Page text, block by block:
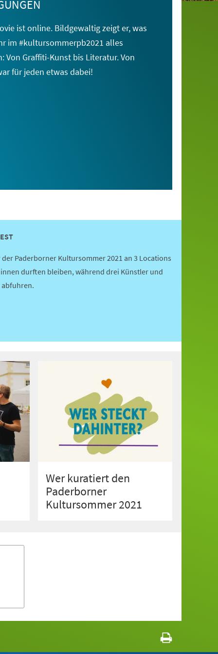
ist online.Bildgewaltig zeigt er, was
im #kultursommerpb2021 alles
Von Graffiti-Kunst bis Literatur. Von
fürjeden etwas dabei!
der Paderborner Kultursommer 2021 an 3 Locations
durften bleiben, während drei Künstler und
Wer kuratiert den
Paderborner
Kultursommer 2021